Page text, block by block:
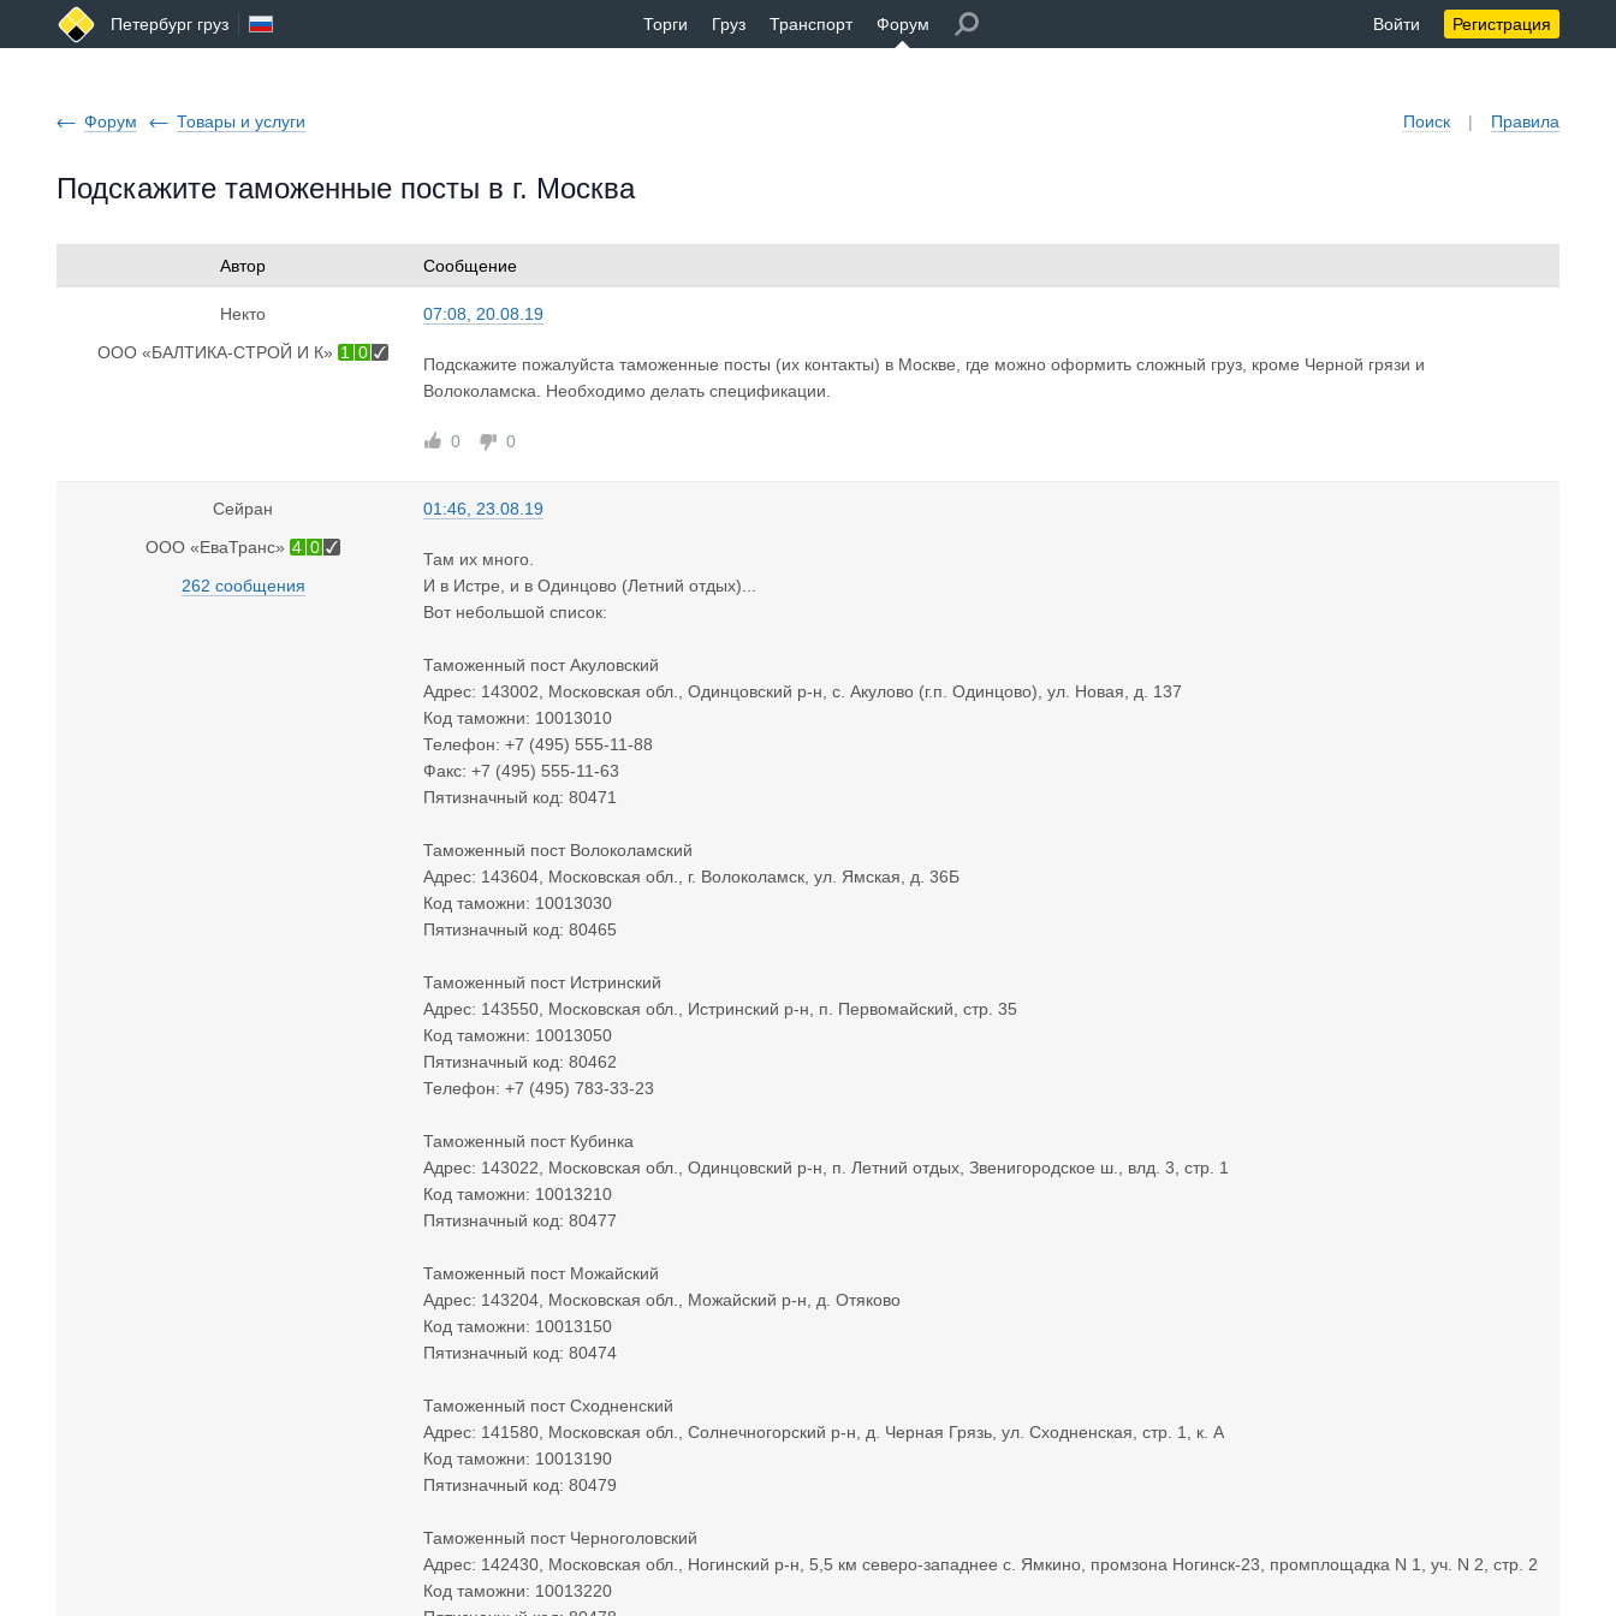
Петербург груз Торги Груз Транспорт Форум Войти Регистрация
Поиск | Правила
Форум Товары и услуги
Подскажите таможенные посты в г. Москва
Автор Сообщение
Некто
ООО «БАЛТИКА-СТРОЙ И К» 1 0
07:08, 20.08.19
Подскажите пожалуйста таможенные посты (их контакты) в Москве, где можно оформить сложный груз, кроме Черной грязи и
Волоколамска. Необходимо делать спецификации.
0 0
Сейран
ООО «ЕваТранс» 4 0
262 сообщения
01:46, 23.08.19
Там их много.
И в Истре, и в Одинцово (Летний отдых)...
Вот небольшой список:
Таможенный пост Акуловский
Адрес: 143002, Московская обл., Одинцовский р-н, с. Акулово (г.п. Одинцово), ул. Новая, д. 137
Код таможни: 10013010
Телефон: +7 (495) 555-11-88
Факс: +7 (495) 555-11-63
Пятизначный код: 80471
Таможенный пост Волоколамский
Адрес: 143604, Московская обл., г. Волоколамск, ул. Ямская, д. 36Б
Код таможни: 10013030
Пятизначный код: 80465
Таможенный пост Истринский
Адрес: 143550, Московская обл., Истринский р-н, п. Первомайский, стр. 35
Код таможни: 10013050
Пятизначный код: 80462
Телефон: +7 (495) 783-33-23
Таможенный пост Кубинка
Адрес: 143022, Московская обл., Одинцовский р-н, п. Летний отдых, Звенигородское ш., влд. 3, стр. 1
Код таможни: 10013210
Пятизначный код: 80477
Таможенный пост Можайский
Адрес: 143204, Московская обл., Можайский р-н, д. Отяково
Код таможни: 10013150
Пятизначный код: 80474
Таможенный пост Сходненский
Адрес: 141580, Московская обл., Солнечногорский р-н, д. Черная Грязь, ул. Сходненская, стр. 1, к. А
Код таможни: 10013190
Пятизначный код: 80479
Таможенный пост Черноголовский
Адрес: 142430, Московская обл., Ногинский р-н, 5,5 км северо-западнее с. Ямкино, промзона Ногинск-23, промплощадка N 1, уч. N 2, стр. 2
Код таможни: 10013220